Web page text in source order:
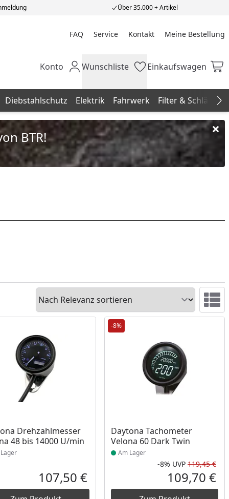
Über 35.000 + Artikel
FAQ Service Kontakt Meine Bestellung
Meine Bestellung
Mein Konto
Konto Wunschliste
Wunschliste Einkaufswagen
Einkaufswagen
Diebstahlschutz Elektrik Fahrwerk Filter & Schläuche
BTR!
Sortieren
Preis
Drehzahlmesser
48 bis 14000 U/min
am Lager
Aktueller Preis
107,50 €
-8%
Daytona Tachometer
Velona 60 Dark Twin
Produkt am Lager
Am Lager
-8% UVP 119,45 €
109,70 €